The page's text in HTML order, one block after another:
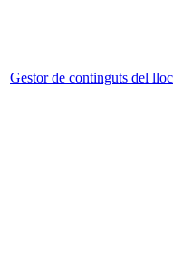
Gestor de continguts del lloc